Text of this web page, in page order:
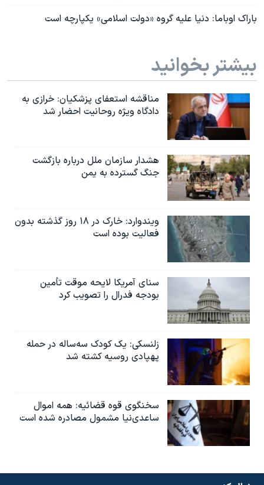
باراک اوباما: دنیا علیه گروه «دولت اسلامی» یکپارچه است
بیشتر بخوانید
مناقشه استعفای پزشکیان: خرازی به
دادگاه ویژه روحانیت احضار شد
هشدار سازمان ملل درباره بازگشت
جنگ گسترده به یمن
ویندوارد: خارک در ۱۸ روز گذشته بدون
فعالیت بوده است
سنای آمریکا لایحه موقت تأمین
بودجه فدرال را تصویب کرد
زلنسکی: یک کودک سه‌ساله در حمله
پهپادی روسیه کشته شد
سخنگوی قوه قضائیه: همه اموال
ساعدی‌نیا مشمول مصادره شده است